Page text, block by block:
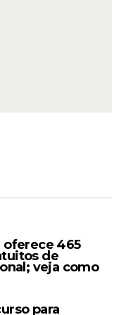
criança de 4
oferece 465
de
veja como
para